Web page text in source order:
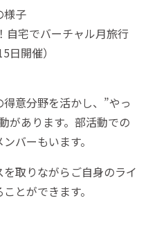
様子
自宅でバーチャル月旅行
日開催）
意分野を活かし、”やっ
があります。部活動での
バーもいます。
取りながらご自身のライ
とができます。